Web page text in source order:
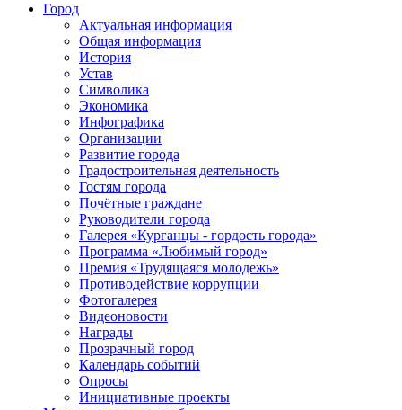
Город
Актуальная информация
Общая информация
История
Устав
Символика
Экономика
Инфографика
Организации
Развитие города
Градостроительная деятельность
Гостям города
Почётные граждане
Руководители города
Галерея «Курганцы - гордость города»
Программа «Любимый город»
Премия «Трудящаяся молодежь»
Противодействие коррупции
Фотогалерея
Видеоновости
Награды
Прозрачный город
Календарь событий
Опросы
Инициативные проекты